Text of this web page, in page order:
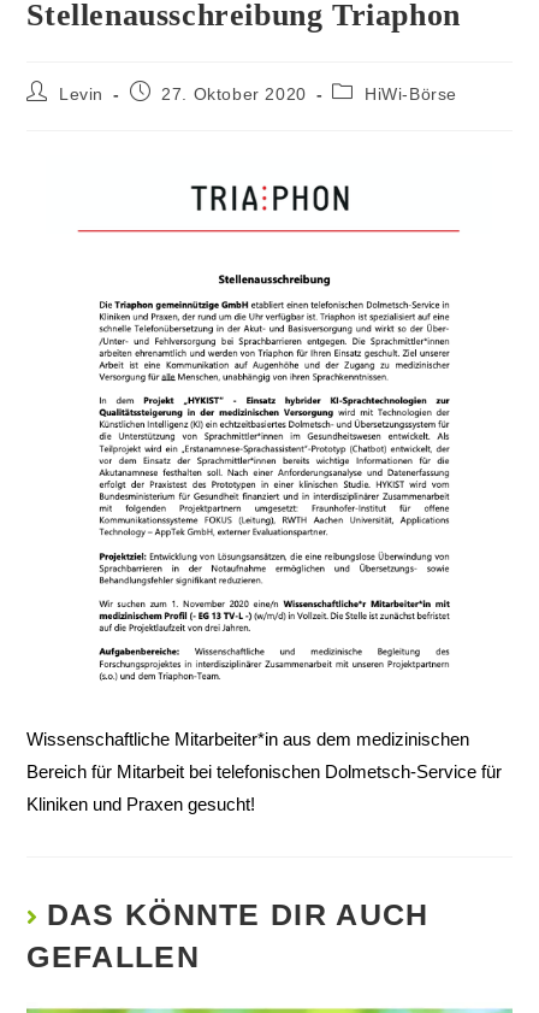
Stellenausschreibung Triaphon
Levin 27. Oktober 2020 HiWi-Börse
Wissenschaftliche Mitarbeiter*in aus dem medizinischen
Bereich für Mitarbeit bei telefonischen Dolmetsch-Service für
Kliniken und Praxen gesucht!
DAS KÖNNTE DIR AUCH
GEFALLEN